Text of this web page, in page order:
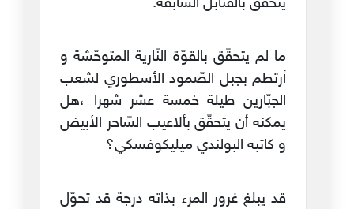
ما لم يتحقّق بالقوّة النّارية المتوحّشة و
أرتطم بجبل الصّمود الأسطوري لشعب
الجبّارين طيلة خمسة عشر شهرا ،هل
يمكنه أن يتحقّق بألاعيب السّاحر الأبيض
و كاتبه البولندي ميليكوفسكي؟
قد يبلغ غرور المرء بذاته درجة قد تحوّل